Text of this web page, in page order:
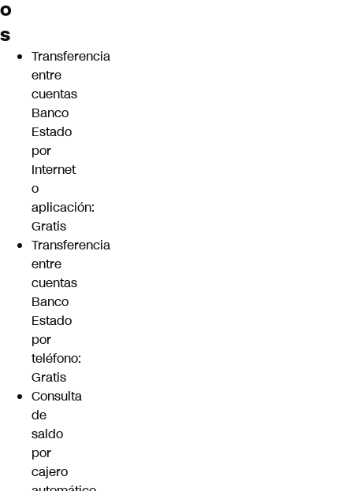
o
s
Transferencia
entre
cuentas
Banco
Estado
por
Internet
o
aplicación:
Gratis
Transferencia
entre
cuentas
Banco
Estado
por
teléfono:
Gratis
Consulta
de
saldo
por
cajero